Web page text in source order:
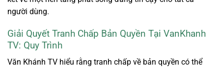
người dùng.
Giải Quyết Tranh Chấp Bản Quyền Tại VanKhanh
TV: Quy Trình
Văn Khánh TV hiểu rằng tranh chấp về bản quyền có thể